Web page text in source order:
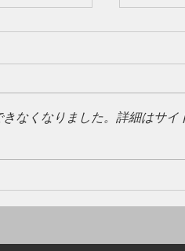
した💴
ゴー
なくなりました。詳細はサイ